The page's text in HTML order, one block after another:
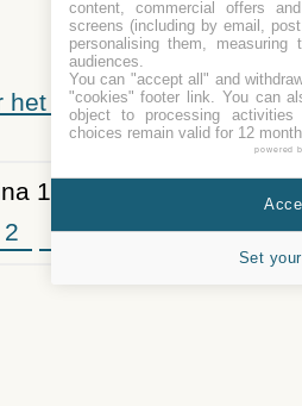
het begin
1 van 3
2 3 »
content, commercial offers
screens (including by email,
personalising them, measuring
audiences.
You can "accept all" and
"cookies" footer link . You can
object to processing
choices remain valid for 12
powered
Set